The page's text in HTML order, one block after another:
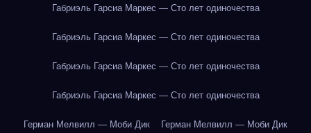
Габриэль Гарсиа Маркес — Сто лет одиночества
Габриэль Гарсиа Маркес — Сто лет одиночества
Габриэль Гарсиа Маркес — Сто лет одиночества
Габриэль Гарсиа Маркес — Сто лет одиночества
Герман Мелвилл — Моби Дик Герман Мелвилл — Моби Дик